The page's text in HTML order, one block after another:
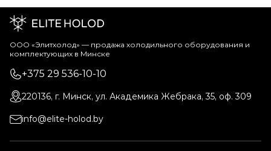
ООО «Элитхолод» ― продажа холодильного оборудования и
комплектующих в Минске
+375 29 536-10-10
220136, г. Минск, ул. Академика Жебрака, 35, оф. 309
info@elite-holod.by